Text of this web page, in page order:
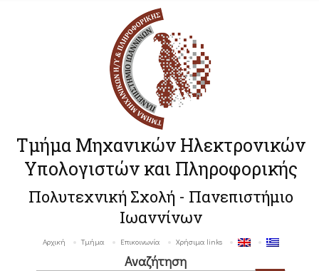
Τμήμα Μηχανικών Ηλεκτρονικών
Υπολογιστών και Πληροφορικής
Πολυτεχνική Σχολή - Πανεπιστήμιο
Ιωαννίνων
Αρχική Τμήμα Επικοινωνία Χρήσιμα links
Αναζήτηση